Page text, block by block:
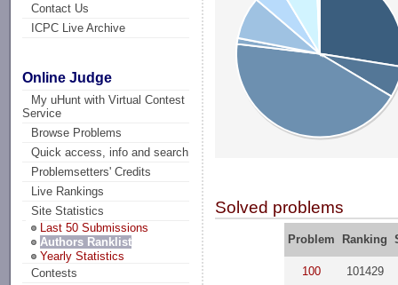
Contact Us
ICPC Live Archive
Online Judge
My uHunt with Virtual Contest
Service
Browse Problems
Quick access, info and search
Problemsetters' Credits
Live Rankings
Site Statistics
Last 50 Submissions
Authors Ranklist
Yearly Statistics
Contests
Solved problems
Problem Ranking
100 101429